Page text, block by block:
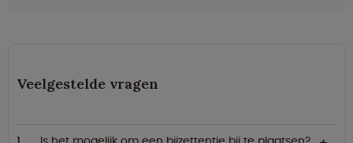
Veelgestelde vragen